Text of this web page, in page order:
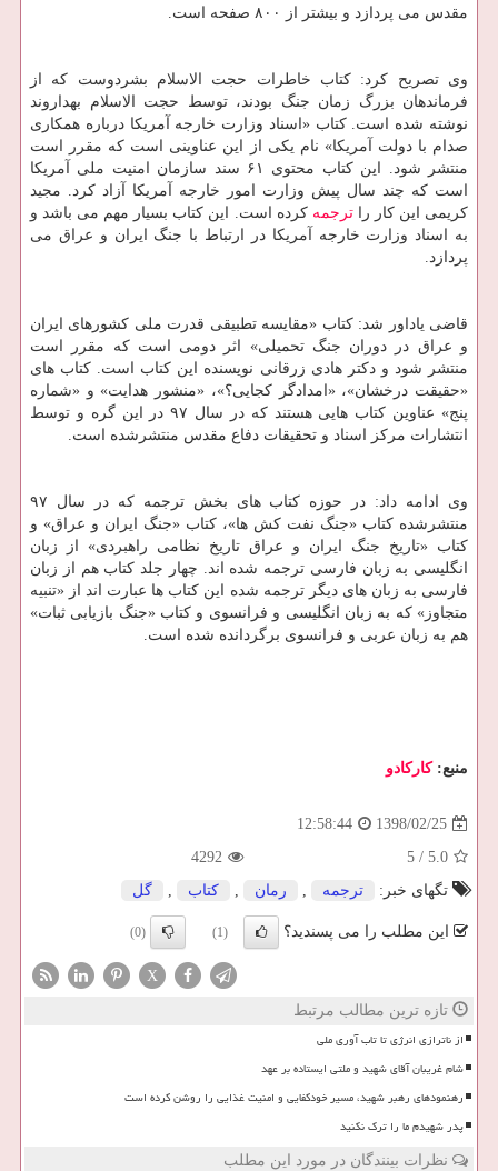
مقدس می پردازد و بیشتر از ۸۰۰ صفحه است.
وی تصریح كرد: كتاب خاطرات حجت الاسلام بشردوست كه از
فرماندهان بزرگ زمان جنگ بودند، توسط حجت الاسلام بهداروند
نوشته شده است. كتاب «اسناد وزارت خارجه آمریكا درباره همكاری
صدام با دولت آمریكا» نام یكی از این عناوینی است كه مقرر است
منتشر شود. این كتاب محتوی ۶۱ سند سازمان امنیت ملی آمریكا
است كه چند سال پیش وزارت امور خارجه آمریكا آزاد كرد. مجید
كریمی این كار راترجمه كرده است. این كتاب بسیار مهم می باشد و
به اسناد وزارت خارجه آمریكا در ارتباط با جنگ ایران و عراق می
پردازد.
قاضی یاداور شد: كتاب «مقایسه تطبیقی قدرت ملی كشورهای ایران
و عراق در دوران جنگ تحمیلی» اثر دومی است كه مقرر است
منتشر شود و دكتر هادی زرقانی نویسنده این كتاب است. كتاب های
«حقیقت درخشان»، «امدادگر كجایی؟»، «منشور هدایت» و «شماره
پنج» عناوین كتاب هایی هستند كه در سال ۹۷ در این گره و توسط
انتشارات مركز اسناد و تحقیقات دفاع مقدس منتشرشده است.
وی ادامه داد: در حوزه كتاب های بخش ترجمه كه در سال ۹۷
منتشرشده كتاب «جنگ نفت كش ها»، كتاب «جنگ ایران و عراق» و
كتاب «تاریخ جنگ ایران و عراق تاریخ نظامی راهبردی» از زبان
انگلیسی به زبان فارسی ترجمه شده اند. چهار جلد كتاب هم از زبان
فارسی به زبان های دیگر ترجمه شده این كتاب ها عبارت اند از «تنبیه
متجاوز» كه به زبان انگلیسی و فرانسوی و كتاب «جنگ بازیابی ثبات»
هم به زبان عربی و فرانسوی برگردانده شده است.
منبع:كاركادو
1398/02/25
12:58:44
5.0
/
5
4292
تگهای خبر:
ترجمه , رمان , كتاب , گل
این مطلب را می پسندید؟ (1)
(0)
X
تازه ترین مطالب مرتبط
از ناترازی انرژی تا تاب آوری ملی
شام غریبان آقای شهید و ملتی ایستاده بر عهد
رهنمودهای رهبر شهید، مسیر خودکفایی و امنیت غذایی را روشن کرده است
پدر شهیدم ما را ترک نکنید
نظرات بینندگان در مورد این مطلب